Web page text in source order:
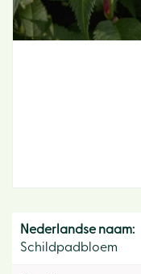
Nederlandse naam:
Schildpadbloem